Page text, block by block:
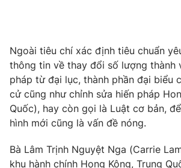
Ngoài tiêu chí xác định tiêu chuẩn
thông tin về thay đổi số lượng thành
pháp từ đại lục, thành phần đại biểu
cử cũng như chỉnh sửa hiến pháp
Quốc), hay còn gọi là Luật cơ bản,
hình mới cũng là vấn đề nóng.
Bà Lâm Trịnh Nguyệt Nga (Carrie
khu hành chính Hong Kông, Trung